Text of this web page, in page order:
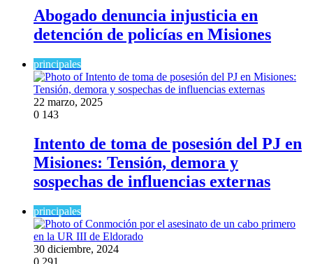
Abogado denuncia injusticia en
detención de policías en Misiones
principales
22 marzo, 2025
0 143
Intento de toma de posesión del PJ en
Misiones: Tensión, demora y
sospechas de influencias externas
principales
30 diciembre, 2024